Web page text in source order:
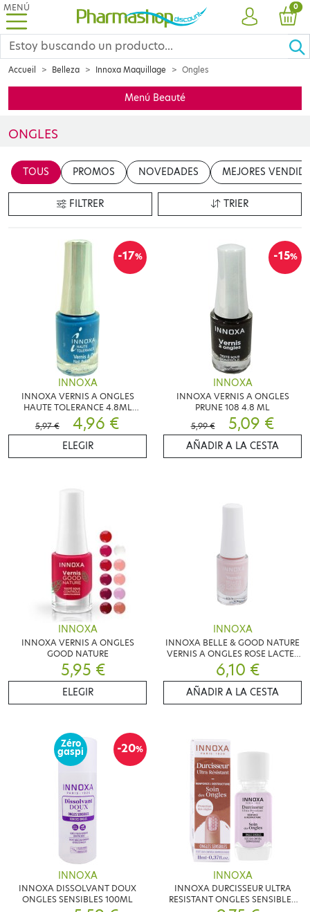
MENÚ
CUENTA
0
Accueil Belleza Innoxa Maquillage Ongles
Menú Beauté
ONGLES
en cliquant sur le bouton "Modifier le contenu"
TOUS PROMOS NOVEDADES MEJORES
FILTRER TRIER
-17%
INNOXA
INNOXA VERNIS A ONGLES
HAUTE TOLERANCE 4.8ML
COULEUR AU CHOIX
5,97 € 4,96 €
ELEGIR
-15%
INNOXA
INNOXA VERNIS A ONGLES
PRUNE 108 4.8 ML
5,99 €
5,09 €
AÑADIR A LA CESTA
INNOXA
INNOXA VERNIS A ONGLES
GOOD NATURE
5,95 €
ELEGIR
INNOXA
INNOXA BELLE & GOOD NATURE
VERNIS A ONGLES ROSE LACTEE
101
6,10 €
AÑADIR A LA CESTA
-20%
Zéro
gaspi
INNOXA
INNOXA DISSOLVANT DOUX
ONGLES SENSIBLES 100ML
INNOXA
INNOXA DURCISSEUR ULTRA
RESISTANT ONGLES SENSIBLES